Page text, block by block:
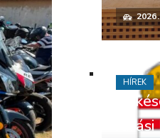
HÍREK